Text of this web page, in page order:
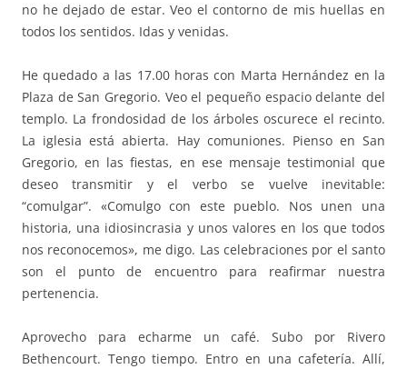
no he dejado de estar. Veo el contorno de mis huellas en
todos los sentidos. Idas y venidas.
He quedado a las 17.00 horas con Marta Hernández en la
Plaza de San Gregorio. Veo el pequeño espacio delante del
templo. La frondosidad de los árboles oscurece el recinto.
La iglesia está abierta. Hay comuniones. Pienso en San
Gregorio, en las fiestas, en ese mensaje testimonial que
deseo transmitir y el verbo se vuelve inevitable:
“comulgar”. «Comulgo con este pueblo. Nos unen una
historia, una idiosincrasia y unos valores en los que todos
nos reconocemos», me digo. Las celebraciones por el santo
son el punto de encuentro para reafirmar nuestra
pertenencia.
Aprovecho para echarme un café. Subo por Rivero
Bethencourt. Tengo tiempo. Entro en una cafetería. Allí,